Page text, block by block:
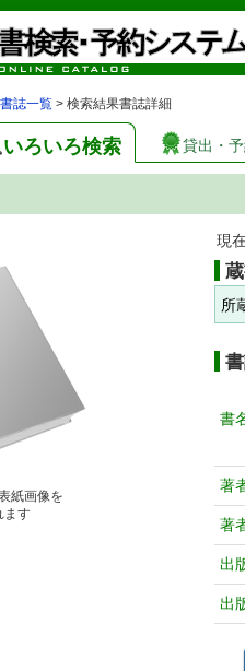
誌一覧 > 検索結果書誌詳細
いろいろ検索 貸出・
紙画像を
ます
現
所
書
著
著
出
出